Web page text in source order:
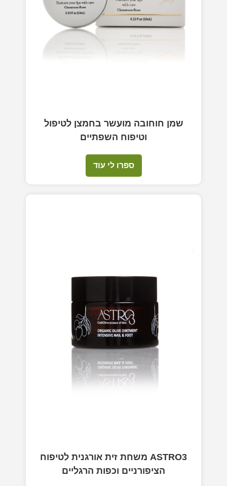
שמן חוחובה מועשר בחמצן לטיפול
וטיפוח השפתיים
ספרו לי עוד
ASTRO3 משחת זית אורגנית לטיפוח
הציפורניים וכפות הרגליים